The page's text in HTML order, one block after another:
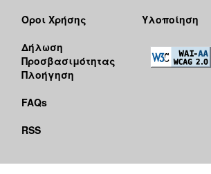
Όροι Χρήσης
Δήλωση
Προσβασιμότητας
Πλοήγηση
FAQs
RSS
Υλοποίηση